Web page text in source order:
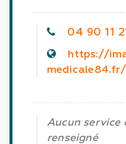
04 90 11
https://
medicale84.fr/
Aucun service
renseigné